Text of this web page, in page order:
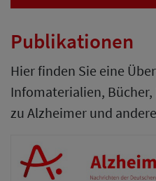
Publikationen
Hier finden Sie eine
Infomaterialien,
zu Alzheimer und